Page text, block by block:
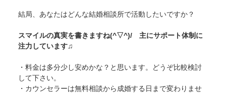
結局、あなたはどんな結婚相談所で活動したいですか？
スマイルの真実を書きますね(^▽^)/ 主にサポート体制に
注力しています♫
・料金は多分少し安めかな？と思います。どうぞ比較検討
して下さい。
・カウンセラーは無料相談から成婚する日まで変わりませ